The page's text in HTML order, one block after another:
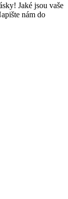
Jaké jsou vaše
nám do